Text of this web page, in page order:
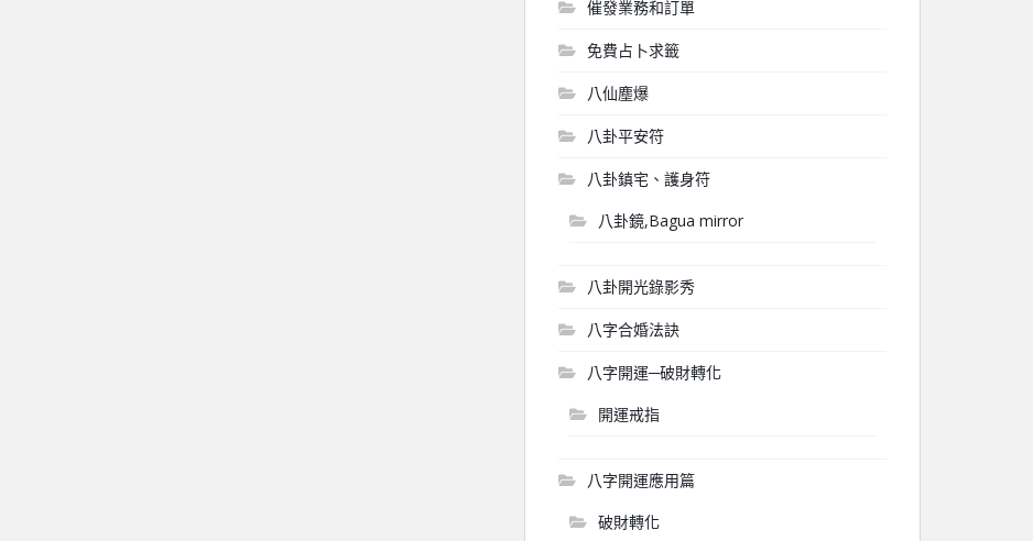
催發業務和訂單
免費占卜求籤
八仙塵爆
八卦平安符
八卦鎮宅、護身符
八卦鏡,Bagua mirror
八卦開光錄影秀
八字合婚法訣
八字開運─破財轉化
開運戒指
八字開運應用篇
破財轉化